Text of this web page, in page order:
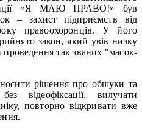
«Я МАЮ ПРАВО!» був
– захист підприємств від
правоохоронців. У його
закон, який увів низку
так званих "масок-
рішення про обшуки та
відеофіксації, вилучати
повторно відкривати вже